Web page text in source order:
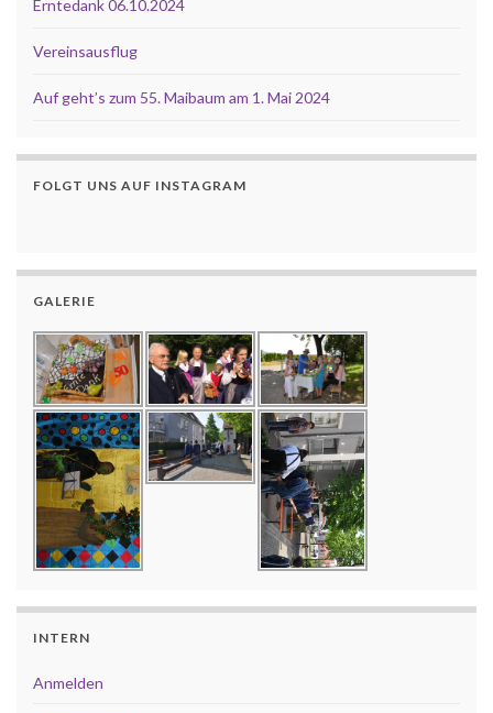
Erntedank 06.10.2024
Vereinsausflug
Auf geht’s zum 55. Maibaum am 1. Mai 2024
FOLGT UNS AUF INSTAGRAM
GALERIE
INTERN
Anmelden